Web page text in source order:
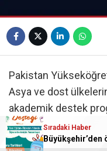
Pakistan
Asya ve dost
akademik destek
Muhammad Iqbal
ülkelerden toplam
Sıradaki Haber